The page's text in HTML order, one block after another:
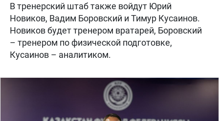
В тренерский штаб также войдут Юрий
Новиков, Вадим Боровский и Тимур Кусаинов.
Новиков будет тренером вратарей, Боровский
– тренером по физической подготовке,
Кусаинов – аналитиком.